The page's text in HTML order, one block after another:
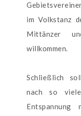
im Volkstanz
Mittänzer
willkommen.
Schließlich
nach so